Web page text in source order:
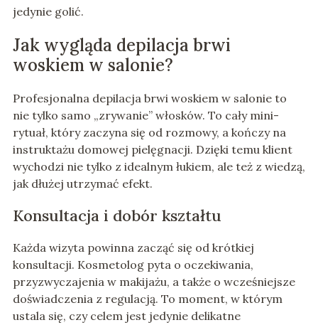
jedynie golić.
Jak wygląda depilacja brwi
woskiem w salonie?
Profesjonalna depilacja brwi woskiem w salonie to
nie tylko samo „zrywanie” włosków. To cały mini-
rytuał, który zaczyna się od rozmowy, a kończy na
instruktażu domowej pielęgnacji. Dzięki temu klient
wychodzi nie tylko z idealnym łukiem, ale też z wiedzą,
jak dłużej utrzymać efekt.
Konsultacja i dobór kształtu
Każda wizyta powinna zacząć się od krótkiej
konsultacji. Kosmetolog pyta o oczekiwania,
przyzwyczajenia w makijażu, a także o wcześniejsze
doświadczenia z regulacją. To moment, w którym
ustala się, czy celem jest jedynie delikatne